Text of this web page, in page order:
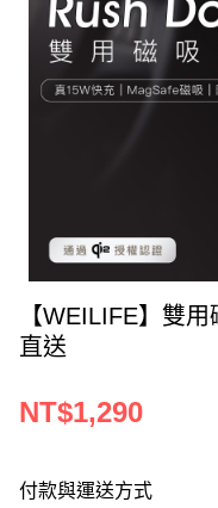
【WEILIFE】雙
直送
NT$1,290
付款與運送方式